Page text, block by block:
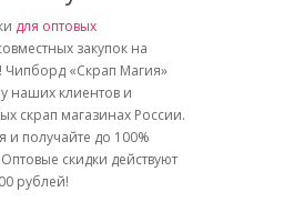
для оптовых
закупок на
Чипборд «Скрап Магия»
наших клиентов и
скрап магазинах России.
и получайте до 100%
скидки действуют
рублей!